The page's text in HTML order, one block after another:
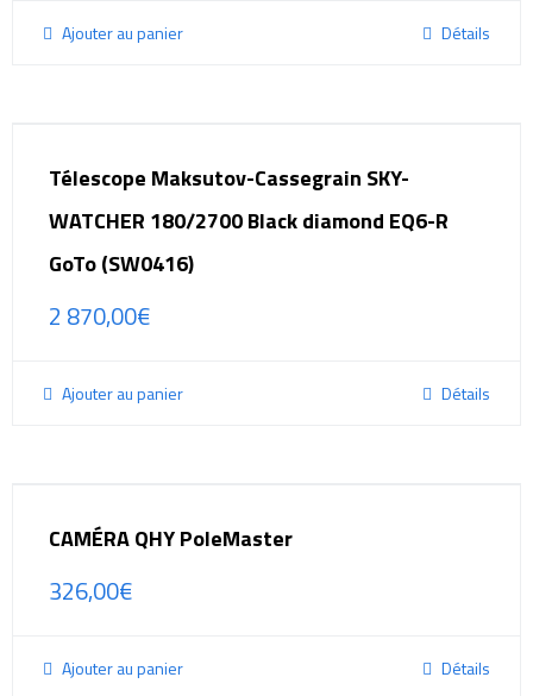
Ajouter au panier Détails
Télescope Maksutov-Cassegrain SKY-
WATCHER 180/2700 Black diamond EQ6-R
GoTo (SW0416)
2 870,00€
Ajouter au panier Détails
CAMÉRA QHY PoleMaster
326,00€
Ajouter au panier Détails